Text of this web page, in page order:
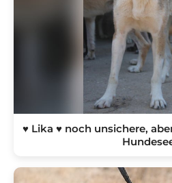
♥ Lika ♥ noch unsichere,